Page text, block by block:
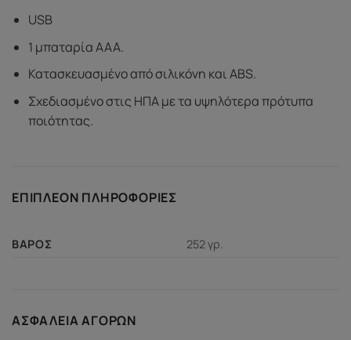
USB
1 μπαταρία AAA.
Κατασκευασμένο από σιλικόνη και ABS.
Σχεδιασμένο στις ΗΠΑ με τα υψηλότερα πρότυπα
ποιότητας.
ΕΠΙΠΛΈΟΝ ΠΛΗΡΟΦΟΡΊΕΣ
ΒΆΡΟΣ 252 γρ.
ΑΣΦΆΛΕΙΑ ΑΓΟΡΏΝ